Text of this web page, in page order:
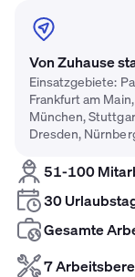
Von Zuhause
Einsatzgebiete:
Frankfurt am Main,
München,
Dresden,
Hannover, Berlin
51-100
30
Gesamte
7